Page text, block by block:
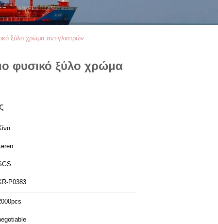
ξύλο χρώμα αντιγλιστρών
φυσικό ξύλο χρώμα
P0383